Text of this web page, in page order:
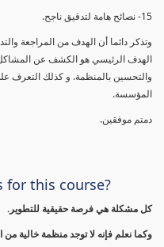
15- نصائح هامة لتدقيق ناجح.
وتذكر دائما أن الهدف من المراجعة
الهدف الرئيسي هو الكشف عن المشاكل
والتحسين بالمنظمة. و كذلك التعرف
المؤسسة.
دمتم موفقين.
for this course?
كل مشكلة هي فرصة حقيقية للتطوير.
وكما نعلم فإنه لا توجد منظمة خالية